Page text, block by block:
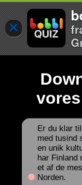
×
Er du klar
med tusind
en unik
har Finland
et af de
Norden.